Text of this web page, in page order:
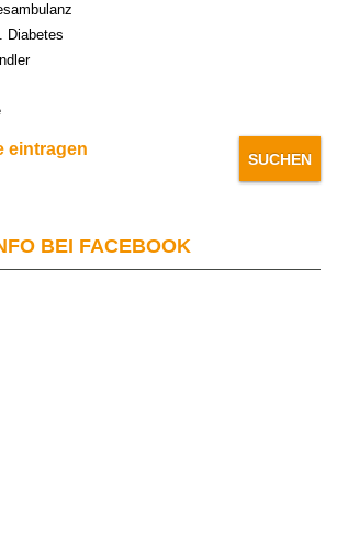
Diabetes
eintragen
BEI FACEBOOK